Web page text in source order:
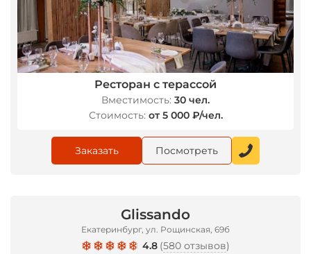
Ресторан с терассой
Вместимость: 30 чел.
Стоимость: от 5 000 ₽/чел.
Заказать Посмотреть
Glissando
Екатеринбург, ул. Рощинская, 69б
4.8 (580 отзывов)